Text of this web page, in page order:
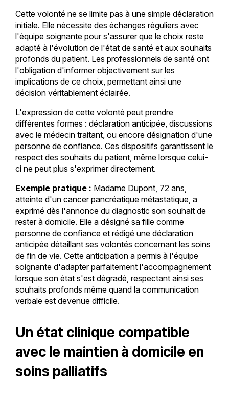
Cette volonté ne se limite pas à une simple déclaration
initiale. Elle nécessite des échanges réguliers avec
l'équipe soignante pour s'assurer que le choix reste
adapté à l'évolution de l'état de santé et aux souhaits
profonds du patient. Les professionnels de santé ont
l'obligation d'informer objectivement sur les
implications de ce choix, permettant ainsi une
décision véritablement éclairée.
L'expression de cette volonté peut prendre
différentes formes : déclaration anticipée, discussions
avec le médecin traitant, ou encore désignation d'une
personne de confiance. Ces dispositifs garantissent le
respect des souhaits du patient, même lorsque celui-
ci ne peut plus s'exprimer directement.
Exemple pratique : Madame Dupont, 72 ans,
atteinte d'un cancer pancréatique métastatique, a
exprimé dès l'annonce du diagnostic son souhait de
rester à domicile. Elle a désigné sa fille comme
personne de confiance et rédigé une déclaration
anticipée détaillant ses volontés concernant les soins
de fin de vie. Cette anticipation a permis à l'équipe
soignante d'adapter parfaitement l'accompagnement
lorsque son état s'est dégradé, respectant ainsi ses
souhaits profonds même quand la communication
verbale est devenue difficile.
Un état clinique compatible
avec le maintien à domicile en
soins palliatifs